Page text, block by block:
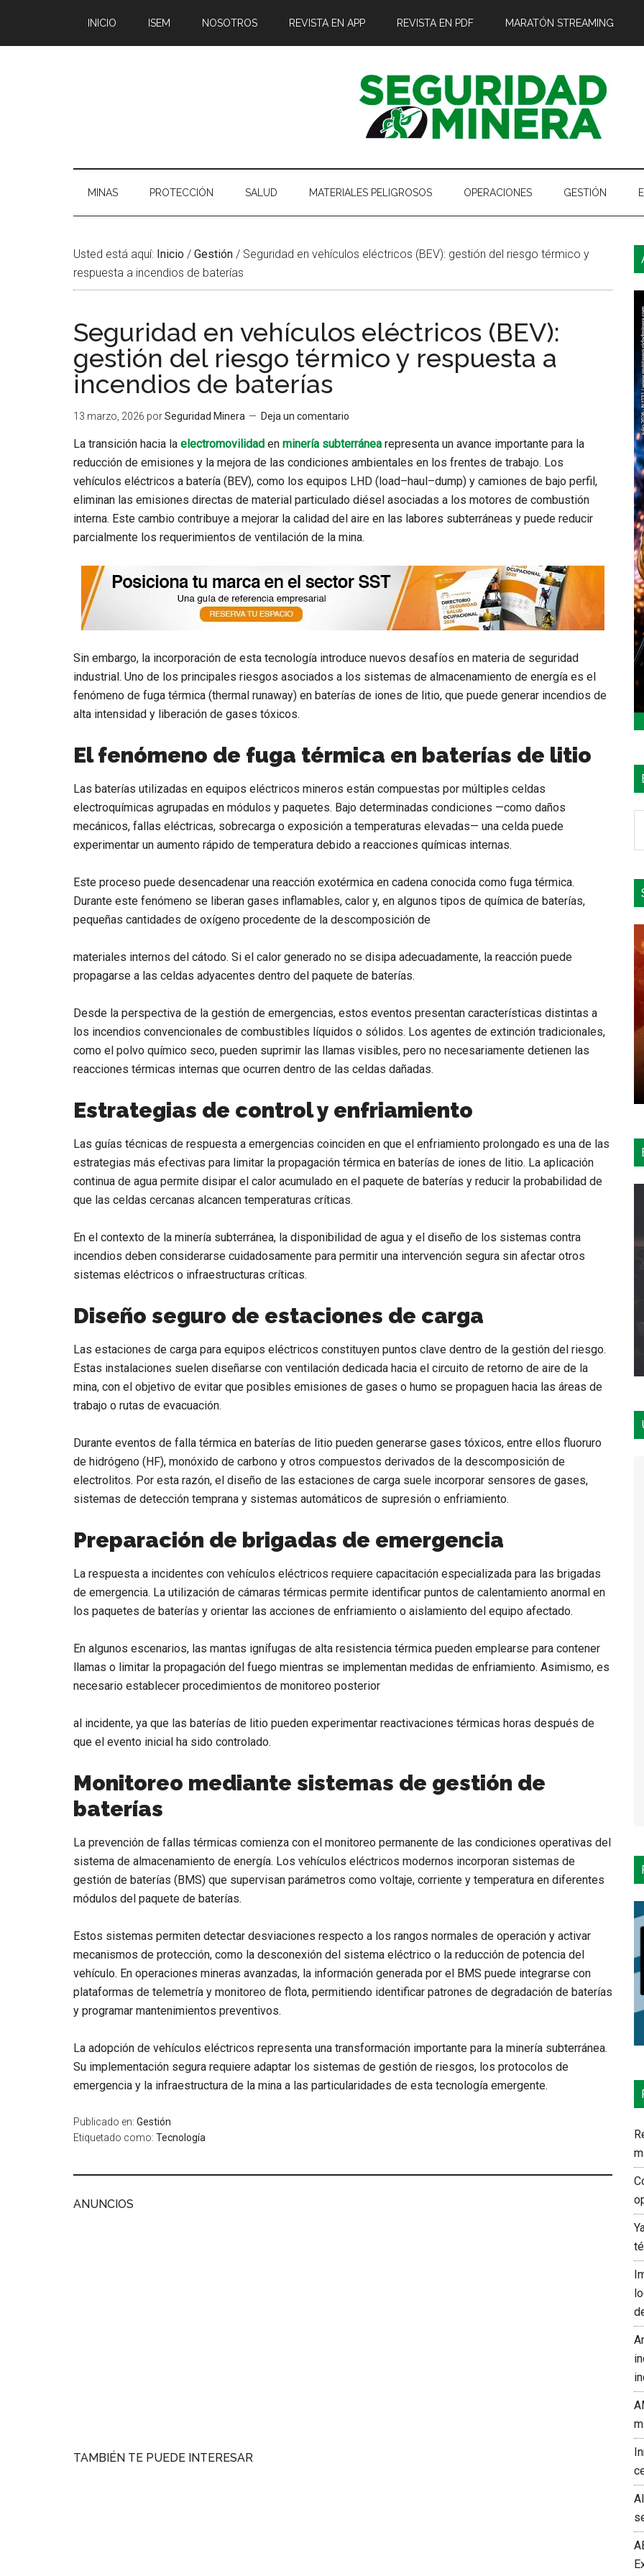
contenido
secondary
la
pie
INICIO ISEM NOSOTROS REVISTA EN APP REVISTA EN PDF MARATÓN STREAMING
MINAS PROTECCIÓN SALUD MATERIALES PELIGROSOS OPERACIONES GESTIÓN
Usted está aquí: Inicio / Gestión / Seguridad en vehículos eléctricos (BEV): gestión del riesgo térmico y
respuesta a incendios de baterías
Seguridad en vehículos eléctricos (BEV):
gestión del riesgo térmico y respuesta a
incendios de baterías
13 marzo, 2026 porSeguridad Minera Deja un comentario
La transición hacia la electromovilidad en minería subterránea representa un avance importante para la
reducción de emisiones y la mejora de las condiciones ambientales en los frentes de trabajo. Los
vehículos eléctricos a batería (BEV), como los equipos LHD (load–haul–dump) y camiones de bajo perfil,
eliminan las emisiones directas de material particulado diésel asociadas a los motores de combustión
interna. Este cambio contribuye a mejorar la calidad del aire en las labores subterráneas y puede reducir
parcialmente los requerimientos de ventilación de la mina.
Sin embargo, la incorporación de esta tecnología introduce nuevos desafíos en materia de seguridad
industrial. Uno de los principales riesgos asociados a los sistemas de almacenamiento de energía es el
fenómeno de fuga térmica (thermal runaway) en baterías de iones de litio, que puede generar incendios de
alta intensidad y liberación de gases tóxicos.
El fenómeno de fuga térmica en baterías de litio
Las baterías utilizadas en equipos eléctricos mineros están compuestas por múltiples celdas
electroquímicas agrupadas en módulos y paquetes. Bajo determinadas condiciones —como daños
mecánicos, fallas eléctricas, sobrecarga o exposición a temperaturas elevadas— una celda puede
experimentar un aumento rápido de temperatura debido a reacciones químicas internas.
Este proceso puede desencadenar una reacción exotérmica en cadena conocida como fuga térmica.
Durante este fenómeno se liberan gases inflamables, calor y, en algunos tipos de química de baterías,
pequeñas cantidades de oxígeno procedente de la descomposición de
materiales internos del cátodo. Si el calor generado no se disipa adecuadamente, la reacción puede
propagarse a las celdas adyacentes dentro del paquete de baterías.
Desde la perspectiva de la gestión de emergencias, estos eventos presentan características distintas a
los incendios convencionales de combustibles líquidos o sólidos. Los agentes de extinción tradicionales,
como el polvo químico seco, pueden suprimir las llamas visibles, pero no necesariamente detienen las
reacciones térmicas internas que ocurren dentro de las celdas dañadas.
Estrategias de control y enfriamiento
Las guías técnicas de respuesta a emergencias coinciden en que el enfriamiento prolongado es una de las
estrategias más efectivas para limitar la propagación térmica en baterías de iones de litio. La aplicación
continua de agua permite disipar el calor acumulado en el paquete de baterías y reducir la probabilidad de
que las celdas cercanas alcancen temperaturas críticas.
En el contexto de la minería subterránea, la disponibilidad de agua y el diseño de los sistemas contra
incendios deben considerarse cuidadosamente para permitir una intervención segura sin afectar otros
sistemas eléctricos o infraestructuras críticas.
Diseño seguro de estaciones de carga
Las estaciones de carga para equipos eléctricos constituyen puntos clave dentro de la gestión del riesgo.
Estas instalaciones suelen diseñarse con ventilación dedicada hacia el circuito de retorno de aire de la
mina, con el objetivo de evitar que posibles emisiones de gases o humo se propaguen hacia las áreas de
trabajo o rutas de evacuación.
Durante eventos de falla térmica en baterías de litio pueden generarse gases tóxicos, entre ellos fluoruro
de hidrógeno (HF), monóxido de carbono y otros compuestos derivados de la descomposición de
electrolitos. Por esta razón, el diseño de las estaciones de carga suele incorporar sensores de gases,
sistemas de detección temprana y sistemas automáticos de supresión o enfriamiento.
Preparación de brigadas de emergencia
La respuesta a incidentes con vehículos eléctricos requiere capacitación especializada para las brigadas
de emergencia. La utilización de cámaras térmicas permite identificar puntos de calentamiento anormal en
los paquetes de baterías y orientar las acciones de enfriamiento o aislamiento del equipo afectado.
En algunos escenarios, las mantas ignífugas de alta resistencia térmica pueden emplearse para contener
llamas o limitar la propagación del fuego mientras se implementan medidas de enfriamiento. Asimismo, es
necesario establecer procedimientos de monitoreo posterior
al incidente, ya que las baterías de litio pueden experimentar reactivaciones térmicas horas después de
que el evento inicial ha sido controlado.
Monitoreo mediante sistemas de gestión de
baterías
La prevención de fallas térmicas comienza con el monitoreo permanente de las condiciones operativas del
sistema de almacenamiento de energía. Los vehículos eléctricos modernos incorporan sistemas de
gestión de baterías (BMS) que supervisan parámetros como voltaje, corriente y temperatura en diferentes
módulos del paquete de baterías.
Estos sistemas permiten detectar desviaciones respecto a los rangos normales de operación y activar
mecanismos de protección, como la desconexión del sistema eléctrico o la reducción de potencia del
vehículo. En operaciones mineras avanzadas, la información generada por el BMS puede integrarse con
plataformas de telemetría y monitoreo de flota, permitiendo identificar patrones de degradación de baterías
y programar mantenimientos preventivos.
La adopción de vehículos eléctricos representa una transformación importante para la minería subterránea.
Su implementación segura requiere adaptar los sistemas de gestión de riesgos, los protocolos de
emergencia y la infraestructura de la mina a las particularidades de esta tecnología emergente.
Publicado en: Gestión
Etiquetado como: Tecnología
ANUNCIOS
TAMBIÉN TE PUEDE INTERESAR